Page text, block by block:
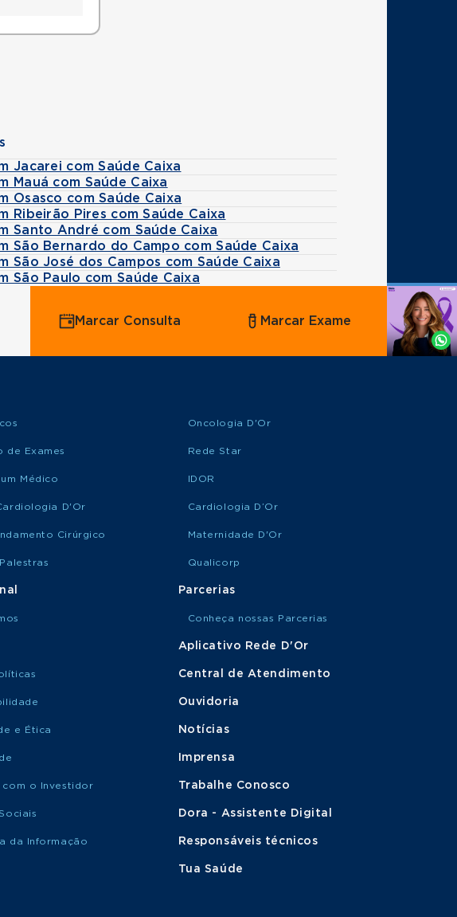
Jacarei com Saúde Caixa
Mauá com Saúde Caixa
Osasco com Saúde Caixa
Ribeirão Pires com Saúde Caixa
Santo André com Saúde Caixa
São Bernardo do Campo com Saúde Caixa
São José dos Campos com Saúde Caixa
São Paulo com Saúde Caixa
Agende
Whatsapp
Marcar Consulta Marcar Exame
de Exames
Médico
D'Or
Cirúrgico
e Ética
com o Investidor
da Informação
Oncologia D'Or
Rede Star
IDOR
Cardiologia D’Or
Maternidade D'Or
Qualicorp
Parcerias
Conheça nossas Parcerias
Aplicativo Rede D'Or
Central de Atendimento
Ouvidoria
Notícias
Imprensa
Trabalhe Conosco
Dora - Assistente Digital
Responsáveis técnicos
Tua Saúde